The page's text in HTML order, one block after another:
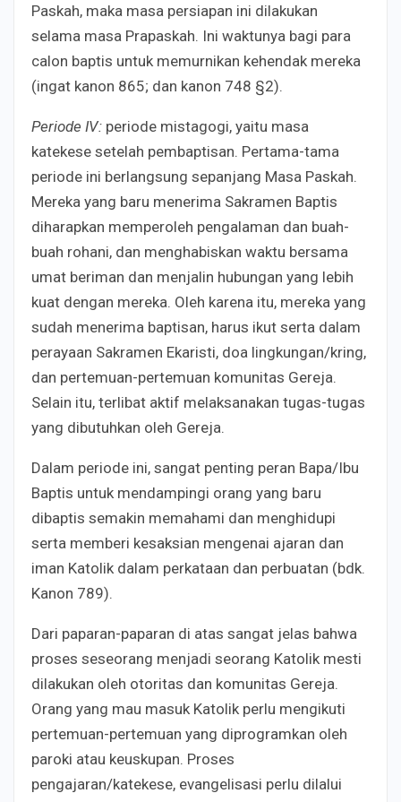
Paskah, maka masa persiapan ini dilakukan
selama masa Prapaskah. Ini waktunya bagi para
calon baptis untuk memurnikan kehendak mereka
(ingat kanon 865; dan kanon 748 §2).
Periode IV: periode mistagogi, yaitu masa
katekese setelah pembaptisan. Pertama-tama
periode ini berlangsung sepanjang Masa Paskah.
Mereka yang baru menerima Sakramen Baptis
diharapkan memperoleh pengalaman dan buah-
buah rohani, dan menghabiskan waktu bersama
umat beriman dan menjalin hubungan yang lebih
kuat dengan mereka. Oleh karena itu, mereka yang
sudah menerima baptisan, harus ikut serta dalam
perayaan Sakramen Ekaristi, doa lingkungan/kring,
dan pertemuan-pertemuan komunitas Gereja.
Selain itu, terlibat aktif melaksanakan tugas-tugas
yang dibutuhkan oleh Gereja.
Dalam periode ini, sangat penting peran Bapa/Ibu
Baptis untuk mendampingi orang yang baru
dibaptis semakin memahami dan menghidupi
serta memberi kesaksian mengenai ajaran dan
iman Katolik dalam perkataan dan perbuatan (bdk.
Kanon 789).
Dari paparan-paparan di atas sangat jelas bahwa
proses seseorang menjadi seorang Katolik mesti
dilakukan oleh otoritas dan komunitas Gereja.
Orang yang mau masuk Katolik perlu mengikuti
pertemuan-pertemuan yang diprogramkan oleh
paroki atau keuskupan. Proses
pengajaran/katekese, evangelisasi perlu dilalui